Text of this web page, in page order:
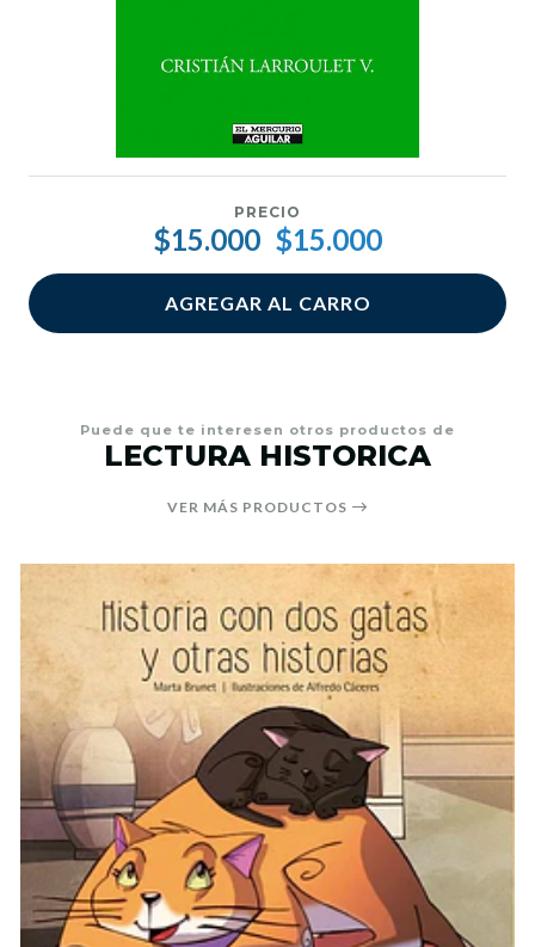
PRECIO
$15.000 $15.000
AGREGAR AL CARRO
Puede que te interesen otros productos de
LECTURA HISTORICA
VER MÁS PRODUCTOS